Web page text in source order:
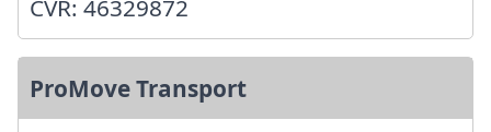
CVR: 46329872
ProMove Transport